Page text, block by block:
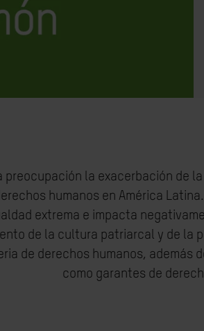
preocupación la exacerbación de
humanos en América
extrema e impacta
de la cultura patriarcal y de la
de derechos humanos, además
como garantes de